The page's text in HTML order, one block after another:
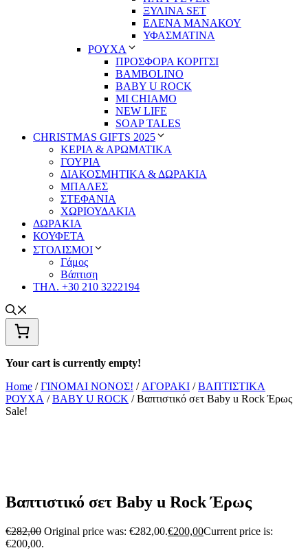
ΞΥΛΙΝΑ SET
ΕΛΕΝΑ ΜΑΝΑΚΟΥ
ΥΦΑΣΜΑΤΙΝΑ
ΡΟΥΧΑ
ΠΡΟΣΦΟΡΑ ΚΟΡΙΤΣΙ
BAMBOLINO
BABY U ROCK
MI CHIAMO
NEW LIFE
SOAP TALES
CHRISTMAS GIFTS 2025
ΚΕΡΙΑ & ΑΡΩΜΑΤΙΚΑ
ΓΟΥΡΙΑ
ΔΙΑΚΟΣΜΗΤΙΚΑ & ΔΩΡΑΚΙΑ
ΜΠΑΛΕΣ
ΣΤΕΦΑΝΙΑ
ΧΩΡΙΟΥΔΑΚΙΑ
ΔΩΡΑΚΙΑ
ΚΟΥΦΕΤΑ
ΣΤΟΛΙΣΜΟΙ
Γάμος
Βάπτιση
ΤΗΛ. +30 210 3222194
Your cart is currently empty!
Home /ΓΙΝΟΜΑΙ ΝΟΝΟΣ! / ΑΓΟΡΑΚΙ /ΒΑΠΤΙΣΤΙΚΑ
ΡΟΥΧΑ /BABY U ROCK / Βαπτιστικό σετ Baby u Rock Έρως
Sale!
Βαπτιστικό σετ Baby u Rock Έρως
€282,00 Original price was: €282,00.€200,00Current price is:
€200,00.